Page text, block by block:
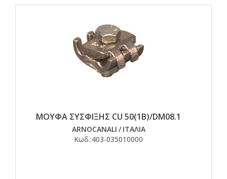
ΜΟΥΦΑ ΣΥΣΦΙΞΗΣ CU 50(1B)/DM08.1
ARNOCANALI / ΙΤΑΛΙΑ
Κωδ.:403-035010000